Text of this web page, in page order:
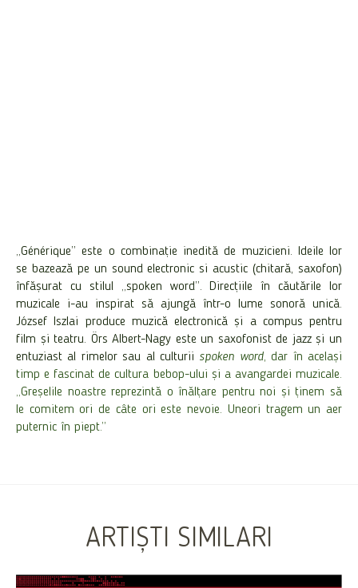
„Générique” este o combinație inedită de muzicieni. Ideile lor
se bazează pe un sound electronic si acustic (chitară, saxofon)
înfășurat cu stilul „spoken word”. Direcțiile în căutările lor
muzicale i-au inspirat să ajungă într-o lume sonoră unică.
József Iszlai produce muzică electronică și a compus pentru
film și teatru. Örs Albert-Nagy este un saxofonist de jazz și un
entuziast al rimelor sau al culturii spoken word, dar în același
timp e fascinat de cultura bebop-ului și a avangardei muzicale.
„Greșelile noastre reprezintă o înălțare pentru noi și ținem să
le comitem ori de câte ori este nevoie. Uneori tragem un aer
puternic în piept.”
ARTIȘTI SIMILARI